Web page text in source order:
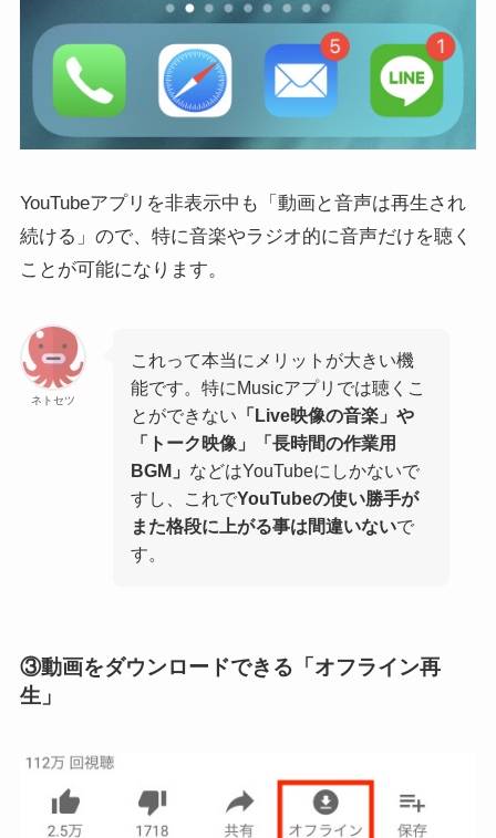
YouTubeアプリを非表示中も「動画と音声は再生され
続ける」ので、特に音楽やラジオ的に音声だけを聴く
ことが可能になります。
ネトセツ
これって本当にメリットが大きい機
能です。特にMusicアプリでは聴くこ
とができない 「Live映像の音楽」や
「トーク映像」「長時間の作業用
BGM」 などはYouTubeにしかないで
すし、これでYouTubeの使い勝手が
また格段に上がる事は間違いないで
す。
③動画をダウンロードできる「オフライン再
生」